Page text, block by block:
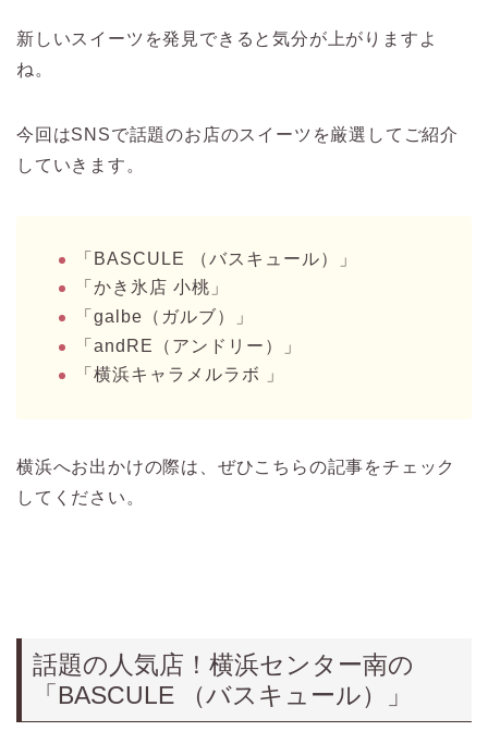
新しいスイーツを発見できると気分が上がりますよ
ね。
今回はSNSで話題のお店のスイーツを厳選してご紹介
していきます。
「BASCULE （バスキュール）」
「かき氷店 小桃」
「galbe（ガルブ）」
「andRE（アンドリー）」
「横浜キャラメルラボ 」
横浜へお出かけの際は、ぜひこちらの記事をチェック
してください。
話題の人気店！横浜センター南の
「BASCULE （バスキュール）」